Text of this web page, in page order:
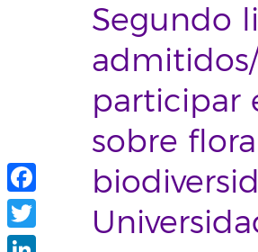
Segundo
participar
sobre
Facebook
Twitter